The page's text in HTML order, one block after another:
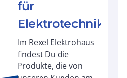
für
Elektrotechnik
Im Rexel Elektrohaus
findest Du die
Produkte, die von